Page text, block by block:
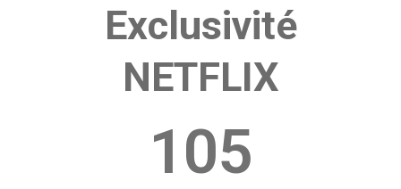
Exclusivité
NETFLIX
105